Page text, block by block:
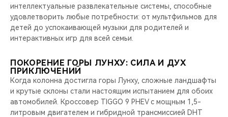
интеллектуальные развлекательные системы, способные
удовлетворить любые потребности: от мультфильмов для
детей до успокаивающей музыки для родителей и
интерактивных игр для всей семьи.
ПОКОРЕНИЕ ГОРЫ ЛУНХУ: СИЛА И ДУХ
ПРИКЛЮЧЕНИЙ
Когда колонна достигла горы Лунху, сложные ландшафты
и крутые склоны стали настоящим испытанием для обоих
автомобилей. Кроссовер TIGGO 9 PHEV с мощным 1,5-
литровым двигателем и гибридной трансмиссией DHT